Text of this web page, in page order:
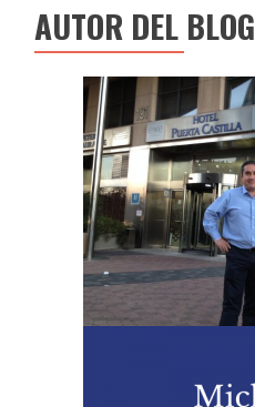
AUTOR DEL BLOG